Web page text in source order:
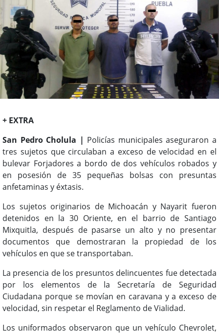
+ EXTRA
San Pedro Cholula | Policías municipales aseguraron a
tres sujetos que circulaban a exceso de velocidad en el
bulevar Forjadores a bordo de dos vehículos robados y
en posesión de 35 pequeñas bolsas con presuntas
anfetaminas y éxtasis.
Los sujetos originarios de Michoacán y Nayarit fueron
detenidos en la 30 Oriente, en el barrio de Santiago
Mixquitla, después de pasarse un alto y no presentar
documentos que demostraran la propiedad de los
vehículos en que se transportaban.
La presencia de los presuntos delincuentes fue detectada
por los elementos de la Secretaría de Seguridad
Ciudadana porque se movían en caravana y a exceso de
velocidad, sin respetar el Reglamento de Vialidad.
Los uniformados observaron que un vehículo Chevrolet,